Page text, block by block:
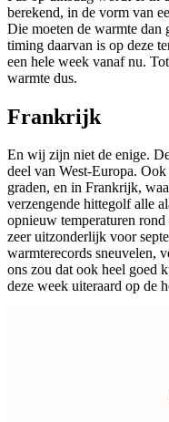
berekend, in de vorm van
Die moeten de warmte
timing daarvan is op deze
een hele week vanaf nu.
warmte dus.
Frankrijk
En wij zijn niet de enige.
deel van West-Europa.
graden, en in Frankrijk,
verzengende hittegolf alle
opnieuw temperaturen
zeer uitzonderlijk voor
warmterecords sneuvelen,
ons zou dat ook heel goed
deze week uiteraard op de